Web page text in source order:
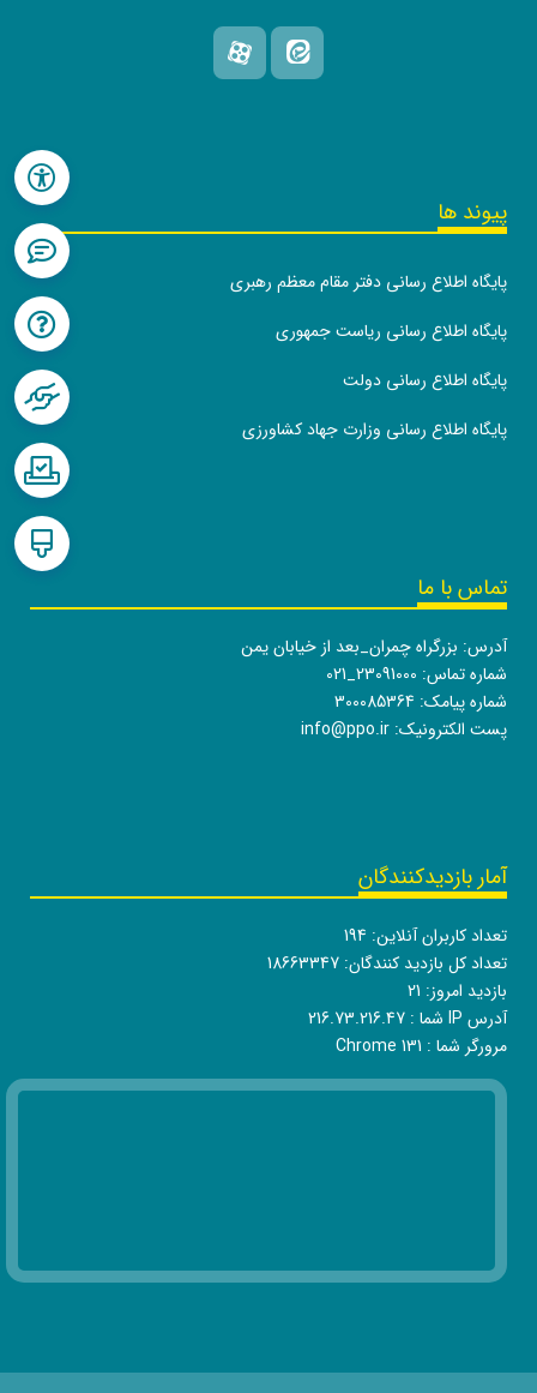
پیوند ها
پایگاه اطلاع رسانی دفتر مقام معظم رهبری
پایگاه اطلاع رسانی ریاست جمهوری
پایگاه اطلاع رسانی دولت
پایگاه اطلاع رسانی وزارت جهاد کشاورزی
تماس با ما
آدرس: بزرگراه چمران_بعد از خیابان یمن
شماره تماس: 021_23091000
شماره پیامک: 300085364
پست الکترونیک: info@ppo.ir
آمار بازدیدکنندگان
تعداد کاربران آنلاین: 194
تعداد کل بازدید کنندگان: 18663347
بازدید امروز: 21
آدرس IP شما :
216.73.216.47
مرورگر شما : Chrome 131